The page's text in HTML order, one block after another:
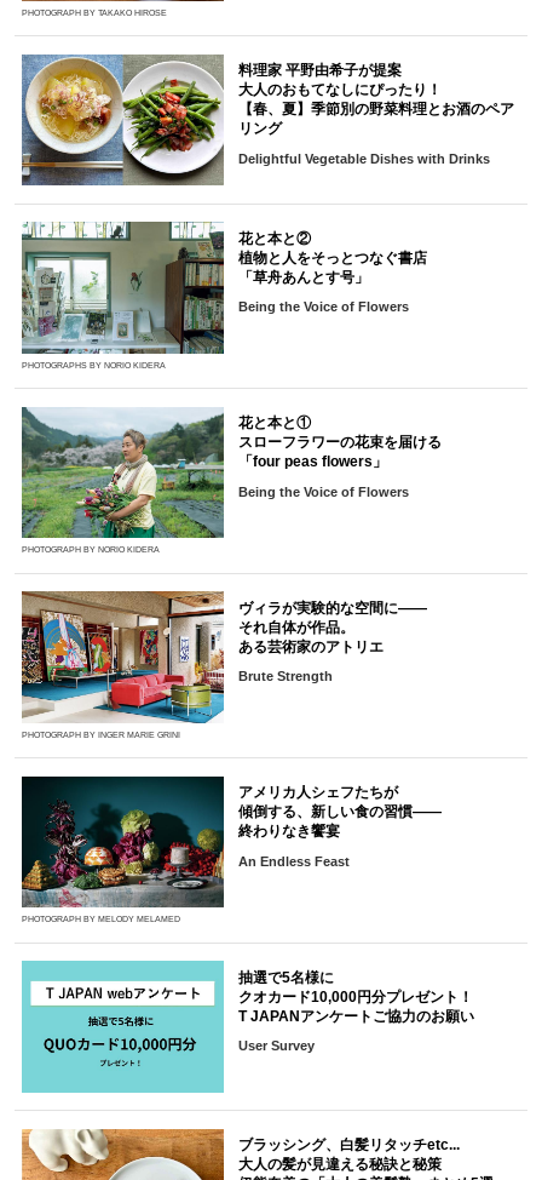
PHOTOGRAPH BY TAKAKO HIROSE
料理家 平野由希子が提案
大人のおもてなしにぴったり！
【春、夏】季節別の野菜料理とお酒のペア
リング
Delightful Vegetable Dishes with Drinks
PHOTOGRAPHS BY NORIO KIDERA
花と本と②
植物と人をそっとつなぐ書店
「草舟あんとす号」
Being the Voice of Flowers
PHOTOGRAPH BY NORIO KIDERA
花と本と①
スローフラワーの花束を届ける
「four peas flowers」
Being the Voice of Flowers
PHOTOGRAPH BY INGER MARIE GRINI
ヴィラが実験的な空間に――
それ自体が作品。
ある芸術家のアトリエ
Brute Strength
PHOTOGRAPH BY MELODY MELAMED
アメリカ人シェフたちが
傾倒する、新しい食の習慣――
終わりなき饗宴
An Endless Feast
抽選で5名様に
クオカード10,000円分プレゼント！
T JAPANアンケートご協力のお願い
User Survey
ブラッシング、白髪リタッチetc...
大人の髪が見違える秘訣と秘策